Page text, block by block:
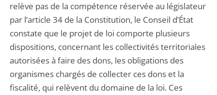
relève pas de la compétence réservée au législateur
par l’article 34 de la Constitution, le Conseil d’État
constate que le projet de loi comporte plusieurs
dispositions, concernant les collectivités territoriales
autorisées à faire des dons, les obligations des
organismes chargés de collecter ces dons et la
fiscalité, qui relèvent du domaine de la loi. Ces